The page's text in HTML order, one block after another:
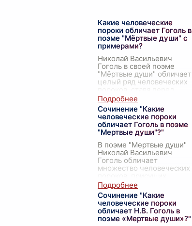
Какие человеческие
пороки обличает Гоголь в
поэме "Мёртвые души" с
примерами?
Николай Васильевич
Гоголь в своей поэме
"Мёртвые души" обличает
целый ряд человеческих
собой цель показать
нравственное убожество
современного ему
общества. Од...
Сочинение "Какие
человеческие пороки
обличает Гоголь в поэме
"Мертвые души"?"
В поэме "Мертвые души"
Николай Васильевич
Гоголь обличает
множество человеческих
русскому обществу XIX
века. В центре внимания
автора оказывается
моральное и нрав...
Сочинение "Какие
человеческие пороки
обличает Н.В. Гоголь в
поэме «Мертвые души»?"